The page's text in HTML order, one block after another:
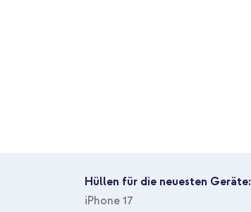
Backcover, Soft CaseHüllen für die neuesten Geräte:
iPhone 17